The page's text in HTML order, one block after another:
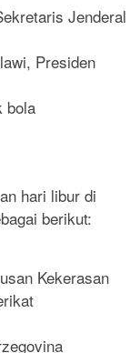
Jenderal
Presiden
bola
hari libur di
berikut:
Kekerasan